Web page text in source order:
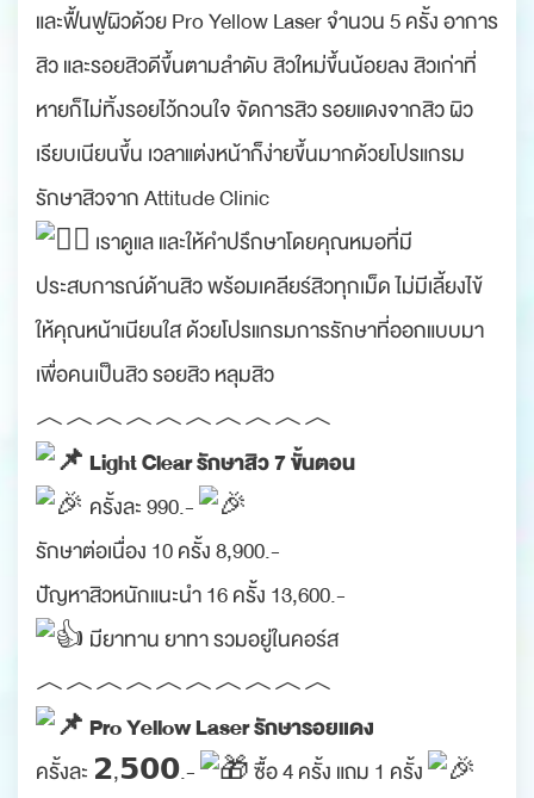
และฟื้นฟูผิวด้วย Pro Yellow Laser จำนวน 5 ครั้ง อาการ
สิว และรอยสิวดีขึ้นตามลำดับ สิวใหม่ขึ้นน้อยลง สิวเก่าที่
หายก็ไม่ทิ้งรอยไว้กวนใจ จัดการสิว รอยแดงจากสิว ผิว
เรียบเนียนขึ้น เวลาแต่งหน้าก็ง่ายขึ้นมากด้วยโปรแกรม
รักษาสิวจาก Attitude Clinic
เราดูแล และให้คำปรึกษาโดยคุณหมอที่มี
ประสบการณ์ด้านสิว พร้อมเคลียร์สิวทุกเม็ด ไม่มีเลี้ยงไข้
ให้คุณหน้าเนียนใส ด้วยโปรแกรมการรักษาที่ออกแบบมา
เพื่อคนเป็นสิว รอยสิว หลุมสิว
︿︿︿︿︿︿︿︿︿︿
Light Clear รักษาสิว 7 ขั้นตอน
ครั้งละ 990.-
รักษาต่อเนื่อง 10 ครั้ง 8,900.-
ปัญหาสิวหนักแนะนำ 16 ครั้ง 13,600.-
มียาทาน ยาทา รวมอยู่ในคอร์ส
︿︿︿︿︿︿︿︿︿︿
Pro Yellow Laser รักษารอยแดง
ครั้งละ 𝟮,𝟱𝟬𝟬.-
ซื้อ 4 ครั้ง แถม 1 ครั้ง